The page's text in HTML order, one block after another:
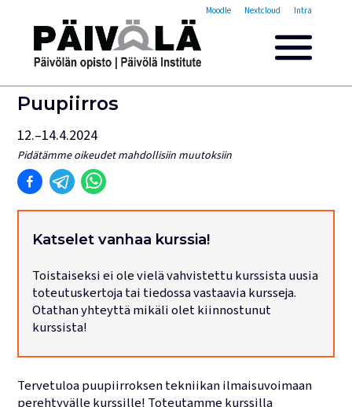
Moodle Nextcloud Intra
Yleisakatemia
Lyhytkurssit
Päivölän opisto
Opiskelijatarinoita
Tilat ja majoitus
Kokous- ja juhlatilat
Tarjoilut ja ruokailut
Leirit
Lukujärjestykset
Puupiirros
12.–14.4.2024
Pidätämme oikeudet mahdollisiin muutoksiin
Katselet vanhaa kurssia!
Toistaiseksi ei ole vielä vahvistettu kurssista uusia
toteutuskertoja tai tiedossa vastaavia kursseja.
Otathan yhteyttä mikäli olet kiinnostunut
kurssista!
Tervetuloa puupiirroksen tekniikan ilmaisuvoimaan
perehtyvälle kurssille! Toteutamme kurssilla